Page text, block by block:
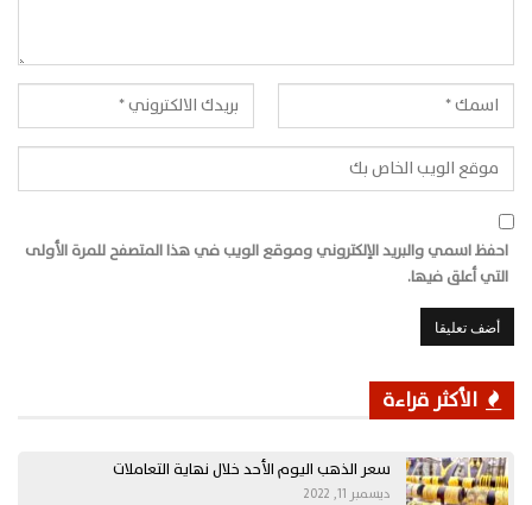
احفظ اسمي والبريد الإلكتروني وموقع الويب في هذا المتصفح للمرة الأولى
التي أعلق فيها.
الأكثر قراءة
سعر الذهب اليوم الأحد خلال نهاية التعاملات
ديسمبر 11, 2022